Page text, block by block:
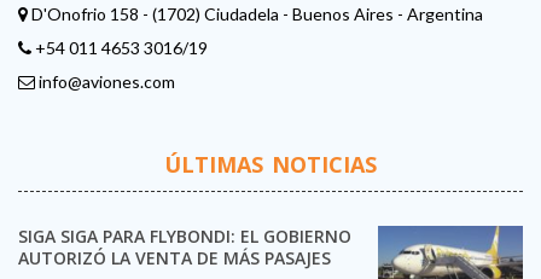
D'Onofrio 158 - (1702) Ciudadela - Buenos Aires - Argentina
+54 011 4653 3016/19
info@aviones.com
ÚLTIMAS NOTICIAS
SIGA SIGA PARA FLYBONDI: EL GOBIERNO
AUTORIZÓ LA VENTA DE MÁS PASAJES